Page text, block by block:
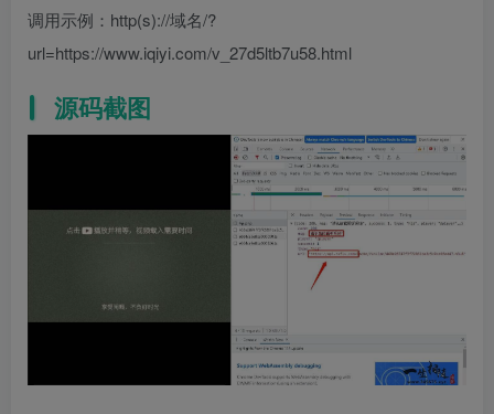
调用示例：http(s)://域名/?
url=https://www.iqiyi.com/v_27d5ltb7u58.html
源码截图